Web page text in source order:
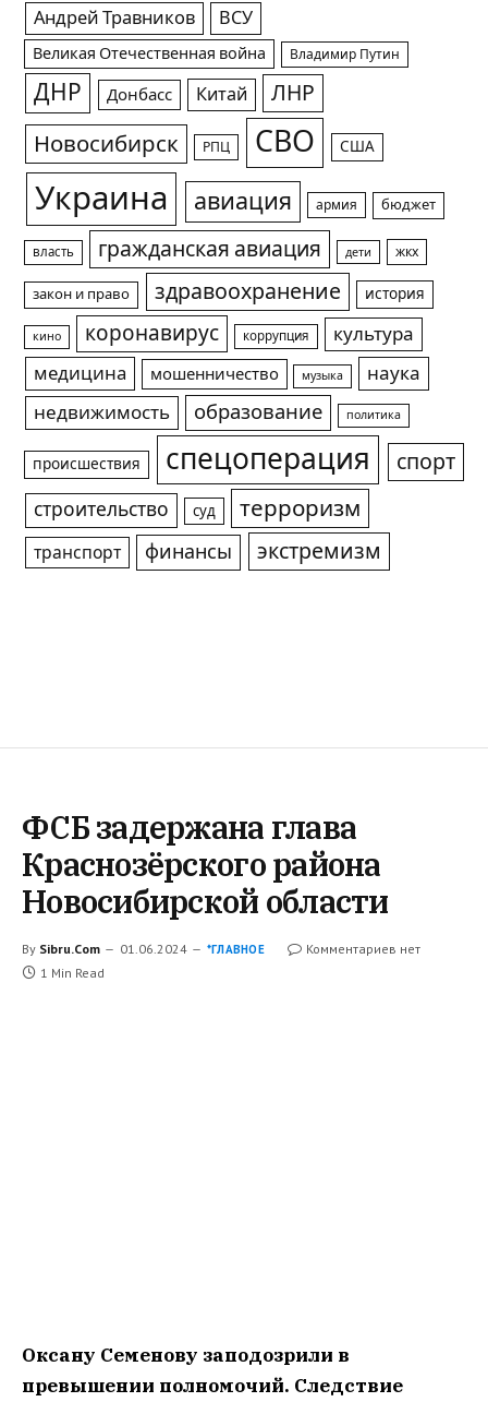
Андрей Травников ВСУ
Великая Отечественная война Владимир Путин
ДНР Донбасс Китай ЛНР
Новосибирск РПЦ СВО США
Украина авиация армия бюджет
власть гражданская авиация дети жкх
закон и право здравоохранение история
кино коронавирус коррупция
культура
медицина
мошенничество музыка
наука
недвижимость
образование политика
происшествия спецоперация спорт
строительство суд терроризм
транспорт финансы экстремизм
ФСБ задержана глава
Краснозёрского района
Новосибирской области
By Sibru.Com 01.06.2024 *ГЛАВНОЕ
Комментариев нет
1 Min Read
Оксану Семенову заподозрили в
превышении полномочий. Следствие